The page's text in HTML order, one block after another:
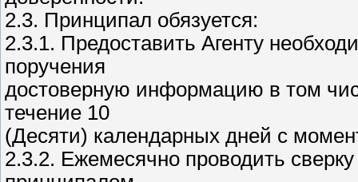
2.3. Принципал обязуется:
2.3.1. Предоставить Агенту
поручения
достоверную информацию в том
течение 10
(Десяти) календарных дней с
2.3.2. Ежемесячно проводить